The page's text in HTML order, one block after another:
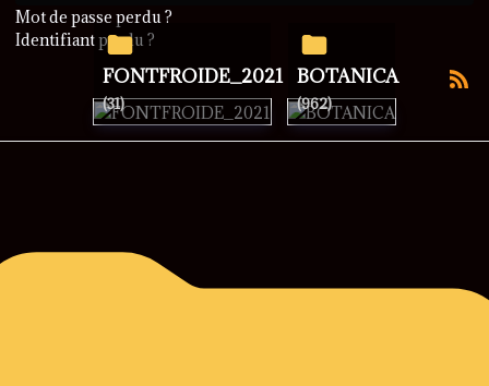
Mot de passe perdu ?
Identifiant perdu ?
FONTFROIDE_2021
(31)
BOTANICA
(962)